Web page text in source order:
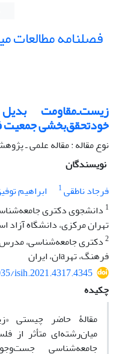
فصلنامه مطالعات
زیست‌ـ‌مقاومت
خودتحقق‌بخشی جمعیت
نوع مقاله : مقاله علمی ـ
نویسندگان
فرجاد ناطقی1 ابراهیم
1 دانشجوی دکتری
تهران مرکزی، دانشگاه آزاد
2دکتری جامعه‌شناسی، مدرس
فرهنگ، تهرaان، ایران
isih.2021.4317.4345
چکیده
مقالۀ حاضر چیستی
میان‌رشته‌ای متأثر از
جامعه‌شناسی